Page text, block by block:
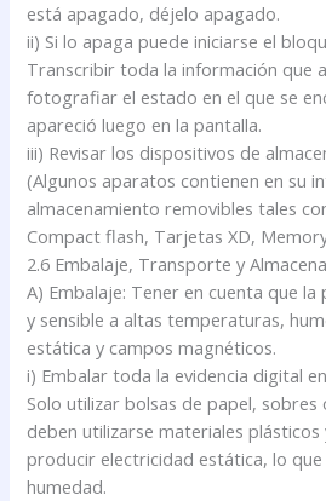
está apagado, déjelo apagado.
ii) Si lo apaga puede iniciarse el
Transcribir toda la información que
fotografiar el estado en el que se
apareció luego en la pantalla.
iii) Revisar los dispositivos de
(Algunos aparatos contienen en su
almacenamiento removibles tales
Compact flash, Tarjetas XD,
2.6 Embalaje, Transporte y
A) Embalaje: Tener en cuenta que
y sensible a altas temperaturas,
estática y campos magnéticos.
i) Embalar toda la evidencia digital
Solo utilizar bolsas de papel,
deben utilizarse materiales plásticos
producir electricidad estática, lo
humedad.